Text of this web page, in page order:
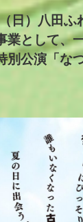
日）八田ふ
業として、
別公演「な